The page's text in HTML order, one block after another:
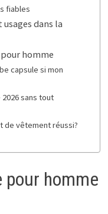
fiables
dans la
homme
capsule si mon
sans tout
de vêtement réussi?
homme